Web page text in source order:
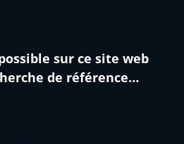
sur ce site web
de référence…